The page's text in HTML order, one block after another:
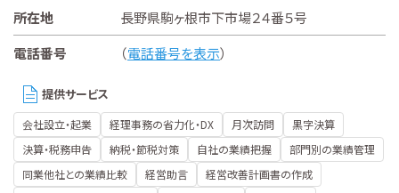
所在地
長野県駒ヶ根市下市場２４番５号
電話番号
（電話番号を表示）
提供サービス
会社設立・起業 経理事務の省力化・DX 月次訪問
黒字決算
決算・税務申告
納税・節税対策 自社の業績把握
部門別の業績管理
同業他社との業績比較
経営助言
経営改善計画書の作成